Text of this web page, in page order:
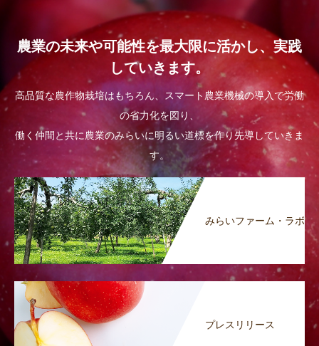
農業の未来や可能性を最大限に活かし、実践
していきます。
高品質な農作物栽培はもちろん、スマート農業機械の導入で労働
の省力化を図り、
働く仲間と共に農業のみらいに明るい道標を作り先導していきま
す。
みらいファーム・ラボ
プレスリリース